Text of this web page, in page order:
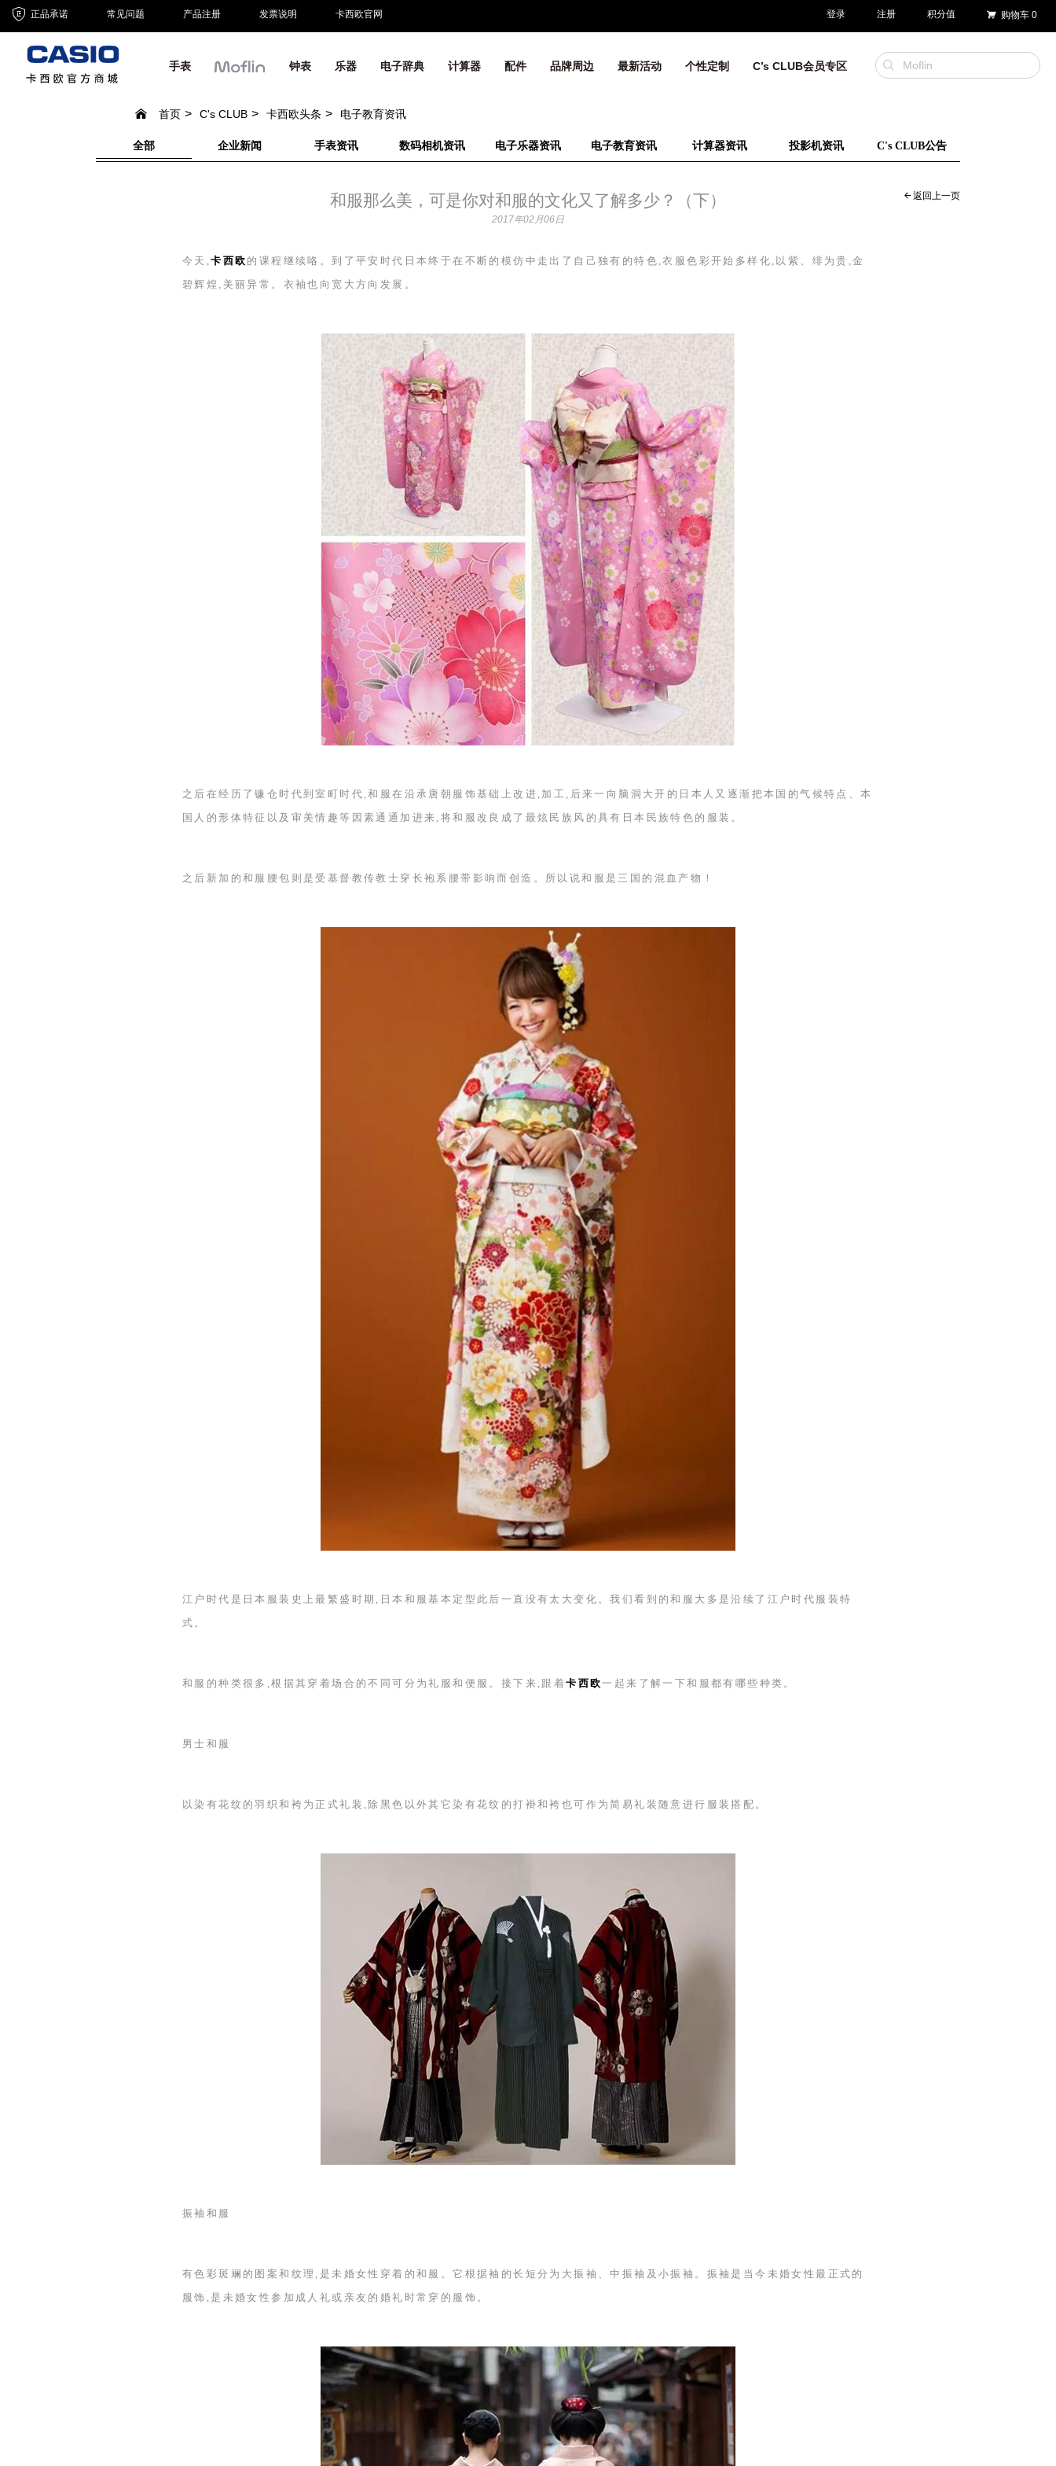
正品承诺 常见问题 产品注册 发票说明 卡西欧官网 登录 注册 积分值 购物车 0
手表 钟表 乐器 电子辞典 计算器 配件 品牌周边 最新活动 个性定制 C’s CLUB会员专区
首页 C's CLUB 卡西欧头条 电子教育资讯
全部 企业新闻 手表资讯 数码相机资讯 电子乐器资讯 电子教育资讯 计算器资讯 投影机资讯 C's CLUB公告
和服那么美，可是你对和服的文化又了解多少？（下） 返回上一页
2017年02月06日
今天,卡西欧 的课程继续咯。到了平安时代日本终于在不断的模仿中走出了自己独有的特色,衣服色彩开始多样化,以紫、绯为贵,金
碧辉煌,美丽异常。衣袖也向宽大方向发展。
之后在经历了镰仓时代到室町时代,和服在沿承唐朝服饰基础上改进,加工,后来一向脑洞大开的日本人又逐渐把本国的气候特点、本
国人的形体特征以及审美情趣等因素通通加进来,将和服改良成了最炫民族风的具有日本民族特色的服装。
之后新加的和服腰包则是受基督教传教士穿长袍系腰带影响而创造。所以说和服是三国的混血产物！
江户时代是日本服装史上最繁盛时期,日本和服基本定型此后一直没有太大变化。我们看到的和服大多是沿续了江户时代服装特
式。
和服的种类很多,根据其穿着场合的不同可分为礼服和便服。接下来,跟着卡西欧一起来了解一下和服都有哪些种类。
男士和服
以染有花纹的羽织和袴为正式礼装,除黑色以外其它染有花纹的打褂和袴也可作为简易礼装随意进行服装搭配。
振袖和服
有色彩斑斓的图案和纹理,是未婚女性穿着的和服。它根据袖的长短分为大振袖、中振袖及小振袖。振袖是当今未婚女性最正式的
服饰,是未婚女性参加成人礼或亲友的婚礼时常穿的服饰。